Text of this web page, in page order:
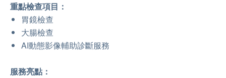
重點檢查項目：
胃鏡檢查
大腸檢查
AI動態影像輔助診斷服務
服務亮點：